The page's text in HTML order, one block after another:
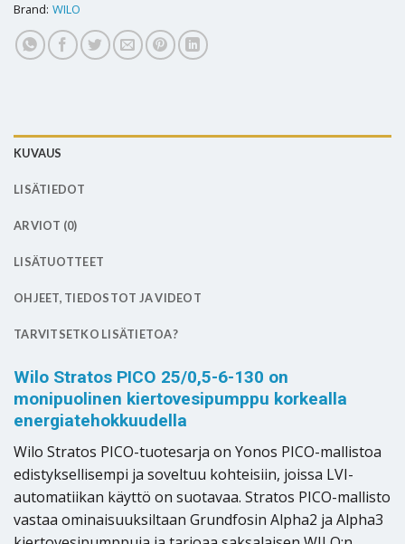
Brand: WILO
KUVAUS
LISÄTIEDOT
ARVIOT (0)
LISÄTUOTTEET
OHJEET, TIEDOSTOT JA VIDEOT
TARVITSETKO LISÄTIETOA?
Wilo Stratos PICO 25/0,5-6-130 on
monipuolinen kiertovesipumppu korkealla
energiatehokkuudella
Wilo Stratos PICO-tuotesarja on Yonos PICO-mallistoa
edistyksellisempi ja soveltuu kohteisiin, joissa LVI-
automatiikan käyttö on suotavaa. Stratos PICO-mallisto
vastaa ominaisuuksiltaan Grundfosin Alpha2 ja Alpha3